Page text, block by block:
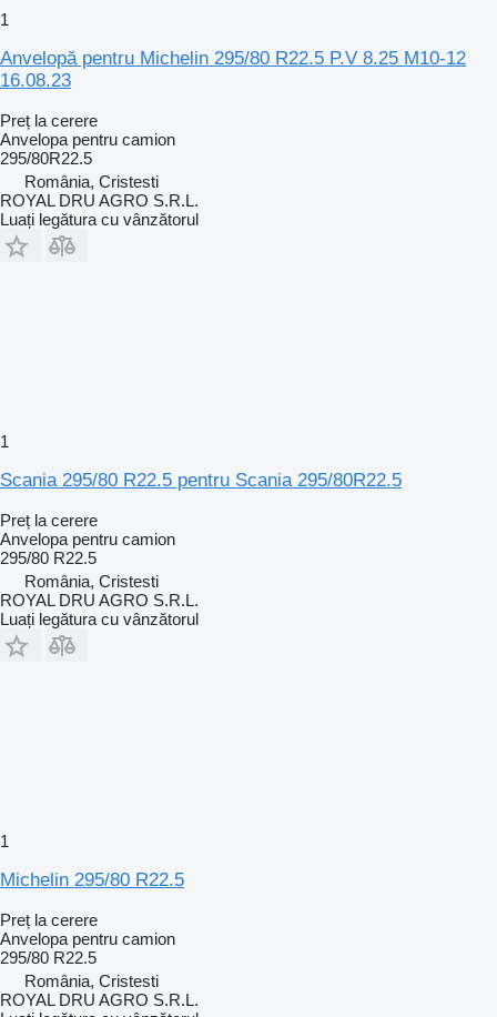
1
Anvelopă pentru Michelin 295/80 R22.5 P.V 8.25 M10-12
16.08.23
Preț la cerere
Anvelopa pentru camion
295/80R22.5
România, Cristesti
ROYAL DRU AGRO S.R.L.
Luați legătura cu vânzătorul
1
Scania 295/80 R22.5 pentru Scania 295/80R22.5
Preț la cerere
Anvelopa pentru camion
295/80 R22.5
România, Cristesti
ROYAL DRU AGRO S.R.L.
Luați legătura cu vânzătorul
1
Michelin 295/80 R22.5
Preț la cerere
Anvelopa pentru camion
295/80 R22.5
România, Cristesti
ROYAL DRU AGRO S.R.L.